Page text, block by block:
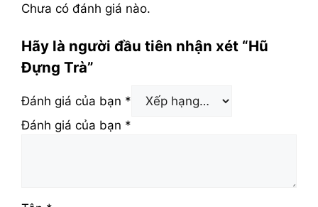
Chưa có đánh giá nào.
Hãy là người đầu tiên nhận xét “Hũ
Đựng Trà”
Đánh giá của bạn *
Đánh giá của bạn *